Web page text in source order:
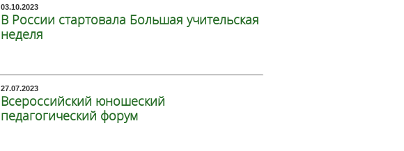
03.10.2023
В России стартовала Большая учительская
неделя
27.07.2023
Всероссийский юношеский
педагогический форум